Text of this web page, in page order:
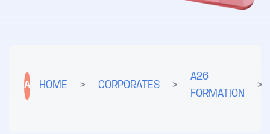
A HOME > CORPORATES >
A26
FORMATION
>